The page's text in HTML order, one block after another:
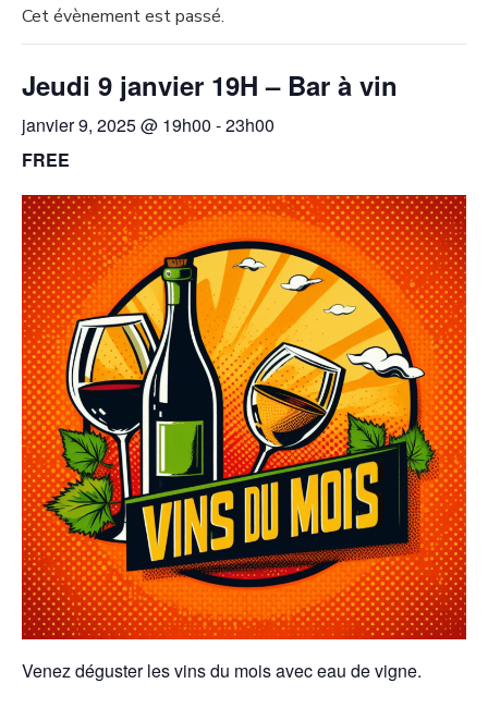
Cet évènement est passé.
Jeudi 9 janvier 19H – Bar à vin
janvier 9, 2025 @ 19h00 -23h00
FREE
Venez déguster les vins du mois avec eau de vigne.